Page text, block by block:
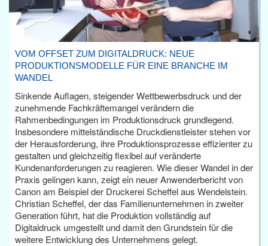
VOM OFFSET ZUM DIGITALDRUCK: NEUE
PRODUKTIONSMODELLE FÜR EINE BRANCHE IM
WANDEL
Sinkende Auflagen, steigender Wettbewerbsdruck und der
zunehmende Fachkräftemangel verändern die
Rahmenbedingungen im Produktionsdruck grundlegend.
Insbesondere mittelständische Druckdienstleister stehen vor
der Herausforderung, ihre Produktionsprozesse effizienter zu
gestalten und gleichzeitig flexibel auf veränderte
Kundenanforderungen zu reagieren. Wie dieser Wandel in der
Praxis gelingen kann, zeigt ein neuer Anwenderbericht von
Canon am Beispiel der Druckerei Scheffel aus Wendelstein.
Christian Scheffel, der das Familienunternehmen in zweiter
Generation führt, hat die Produktion vollständig auf
Digitaldruck umgestellt und damit den Grundstein für die
weitere Entwicklung des Unternehmens gelegt.